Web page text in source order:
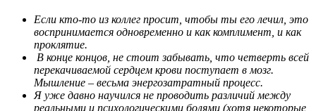
Если кто-то из коллег просит, чтобы ты его лечил, это
воспринимается одновременно и как комплимент, и как
проклятие.
В конце концов, не стоит забывать, что четверть всей
перекачиваемой сердцем крови поступает в мозг.
Мышление – весьма энергозатратный процесс.
Я уже давно научился не проводить различий между
реальными и психологическими болями (хотя некоторые